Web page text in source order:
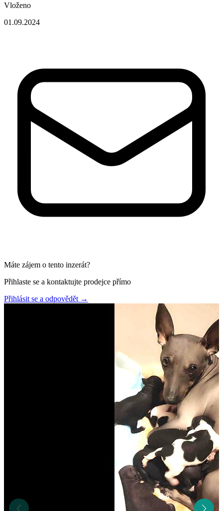
Vloženo
01.09.2024
Máte zájem o tento inzerát?
Přihlaste se a kontaktujte prodejce přímo
Přihlásit se a odpovědět →